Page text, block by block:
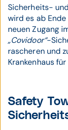
Sicherheits-
wird es ab
neuen Zugang
„Covidoor“-
rascheren und
Krankenhaus
Safety